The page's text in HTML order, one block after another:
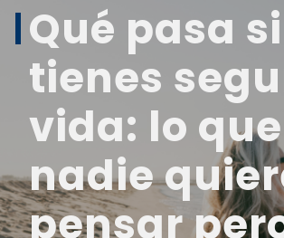
Qué pasa
tienes
vida: lo que
nadie
pensar